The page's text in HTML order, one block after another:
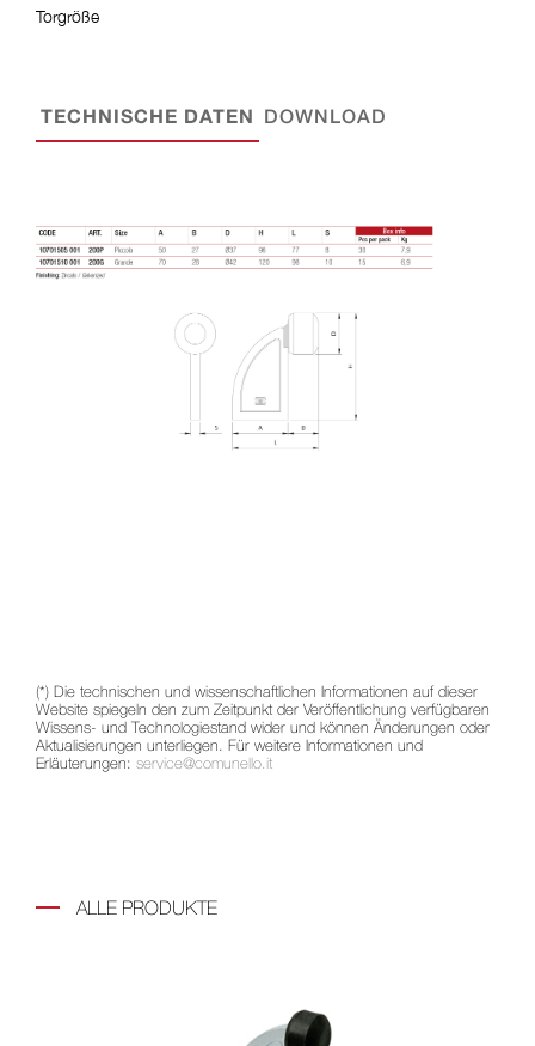
Torgröße
TECHNISCHE DATEN DOWNLOAD
(*) Die technischen und wissenschaftlichen Informationen auf dieser
Website spiegeln den zum Zeitpunkt der Veröffentlichung verfügbaren
Wissens- und Technologiestand wider und können Änderungen oder
Aktualisierungen unterliegen. Für weitere Informationen und
Erläuterungen: service@comunello.it
ALLE PRODUKTE